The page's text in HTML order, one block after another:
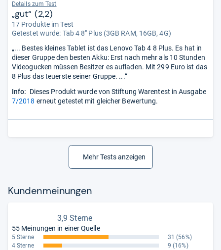
Details zum Test
„gut“ (2,2)
17 Produkte im Test
Getestet wurde: Tab 4 8" Plus (3GB RAM, 16GB, 4G)
„... Bestes kleines Tablet ist das Lenovo Tab 4 8 Plus. Es hat in
dieser Gruppe den besten Akku: Erst nach mehr als 10 Stunden
Videogucken müssen Besitzer es aufladen. Mit 299 Euro ist das
8 Plus das teuerste seiner Gruppe. ...“
Info: Dieses Produkt wurde von Stiftung Warentest in Ausgabe
7/2018 erneut getestet mit gleicher Bewertung.
Mehr Tests anzeigen
Kun­den­mei­nun­gen
3,9 Sterne
55 Meinungen in einer Quelle
5 Sterne 31 (56%)
4 Sterne
9 (16%)